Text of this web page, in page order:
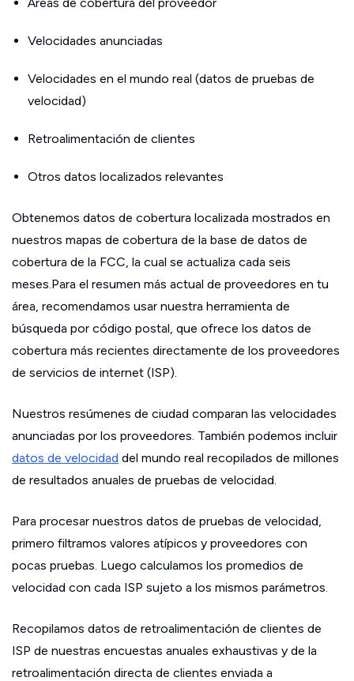
Velocidades anunciadas
Velocidades en el mundo real (datos de pruebas de
velocidad)
Retroalimentación de clientes
Otros datos localizados relevantes
Obtenemos datos de cobertura localizada mostrados en
nuestros mapas de cobertura de la base de datos de
cobertura de la FCC, la cual se actualiza cada seis
meses.Para el resumen más actual de proveedores en tu
área, recomendamos usar nuestra herramienta de
búsqueda por código postal, que ofrece los datos de
cobertura más recientes directamente de los proveedores
de servicios de internet (ISP).
Nuestros resúmenes de ciudad comparan las velocidades
anunciadas por los proveedores. También podemos incluir
datos de velocidad del mundo real recopilados de millones
de resultados anuales de pruebas de velocidad.
Para procesar nuestros datos de pruebas de velocidad,
primero filtramos valores atípicos y proveedores con
pocas pruebas. Luego calculamos los promedios de
velocidad con cada ISP sujeto a los mismos parámetros.
Recopilamos datos de retroalimentación de clientes de
ISP de nuestras encuestas anuales exhaustivas y de la
retroalimentación directa de clientes enviada a